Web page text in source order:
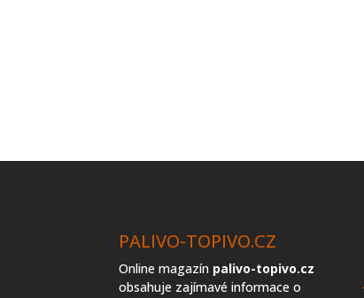
PALIVO-TOPIVO.CZ
Online magazín palivo-topivo.cz
obsahuje zajímavé informace o